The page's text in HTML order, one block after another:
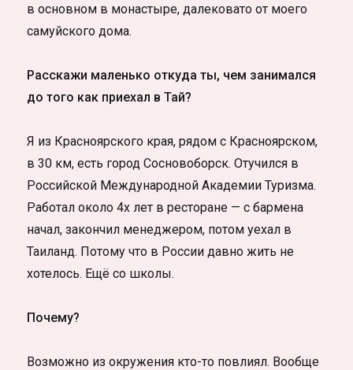
в основном в монастыре, далековато от моего
самуйского дома.
Расскажи маленько откуда ты, чем занимался
до того как приехал в Тай?
Я из Красноярского края, рядом с Красноярском,
в 30 км, есть город Сосновоборск. Отучился в
Российской Международной Академии Туризма.
Работал около 4х лет в ресторане — с бармена
начал, закончил менеджером, потом уехал в
Таиланд. Потому что в России давно жить не
хотелось. Ещё со школы.
Почему?
Возможно из окружения кто-то повлиял. Вообще